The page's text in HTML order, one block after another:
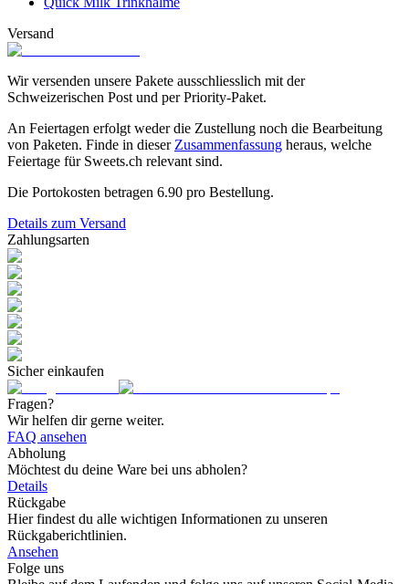
Versand
Wir versenden unsere Pakete ausschliesslich mit der
Schweizerischen Post und per Priority-Paket.
An Feiertagen erfolgt weder die Zustellung noch die Bearbeitung
von Paketen. Finde in dieser Zusammenfassung heraus, welche
Feiertage für Sweets.ch relevant sind.
Die Portokosten betragen 6.90 pro Bestellung.
Details zum Versand
Zahlungsarten
Sicher einkaufen
Fragen?
Wir helfen dir gerne weiter.
FAQ ansehen
Abholung
Möchtest du deine Ware bei uns abholen?
Details
Rückgabe
Hier findest du alle wichtigen Informationen zu unseren
Rückgaberichtlinien.
Ansehen
Folge uns